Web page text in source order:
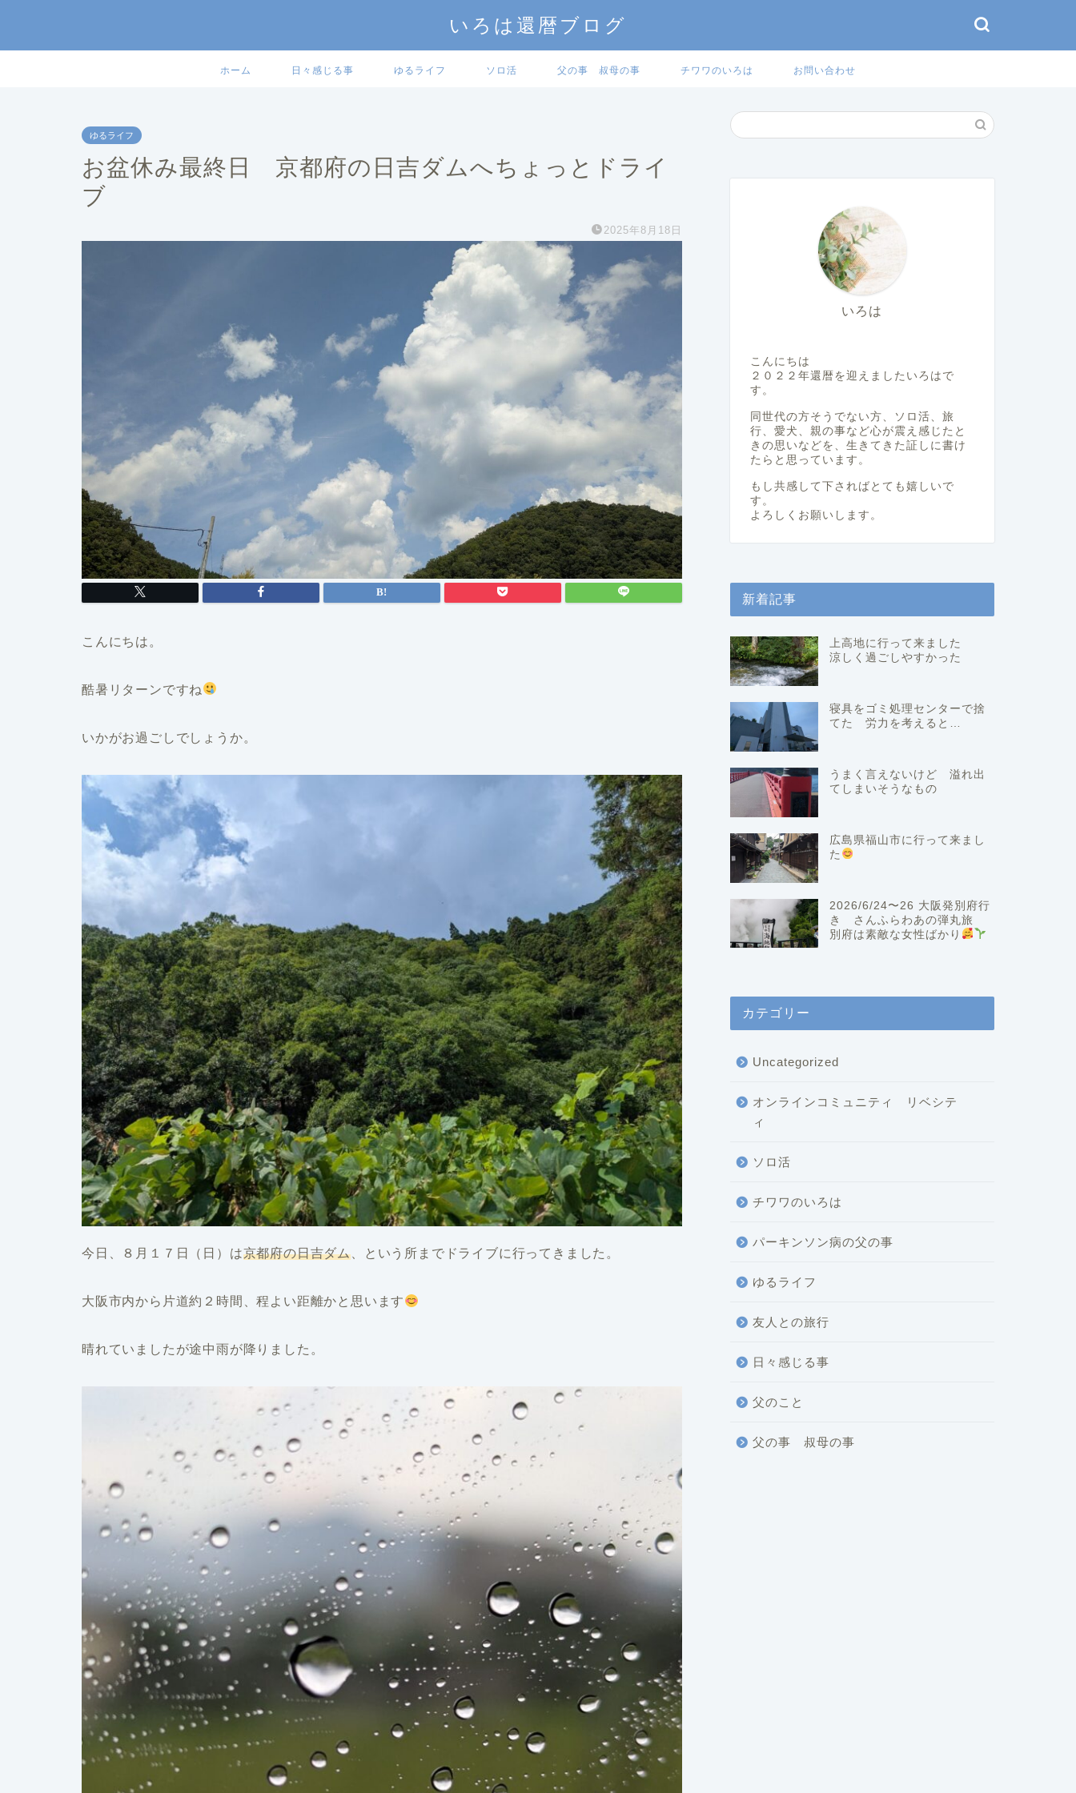
いろは還暦ブログ
ホーム 日々感じる事 ゆるライフ ソロ活 父の事 叔母の事 チワワのいろは お問い合わせ
ゆるライフ
お盆休み最終日 京都府の日吉ダムへちょっとドライ
ブ
2025年8月18日
こんにちは。
酷暑リターンですね
いかがお過ごしでしょうか。
今日、８月１７日（日）は京都府の日吉ダム 、という所までドライブに行ってきました。
大阪市内から片道約２時間、程よい距離かと思います
晴れていましたが途中雨が降りました。
いろは
こんにちは
２０２２年還暦を迎えましたいろはで
す。
同世代の方そうでない方、ソロ活、旅
行、愛犬、親の事など心が震え感じたと
きの思いなどを、生きてきた証しに書け
たらと思っています。
もし共感して下さればとても嬉しいで
す。
よろしくお願いします。
新着記事
上高地に行って来ました
涼しく過ごしやすかった
寝具をゴミ処理センターで捨
てた 労力を考えると…
うまく言えないけど 溢れ出
てしまいそうなもの
広島県福山市に行って来まし
た
2026/6/24〜26 大阪発別府行
き さんふらわあの弾丸旅
別府は素敵な女性ばかり
カテゴリー
Uncategorized
オンラインコミュニティ リベシテ
ィ
ソロ活
チワワのいろは
パーキンソン病の父の事
ゆるライフ
友人との旅行
日々感じる事
父のこと
父の事 叔母の事